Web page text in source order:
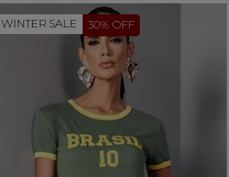
WINTER SALE 30% OFF